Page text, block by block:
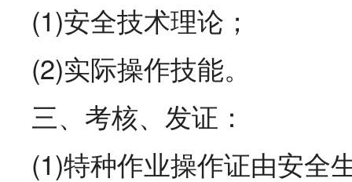
(1)安全技术理论；
(2)实际操作技能。
三、考核、发证：
(1)特种作业操作证由安全